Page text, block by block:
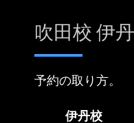
吹田校 伊
予約の取り方。
伊丹校